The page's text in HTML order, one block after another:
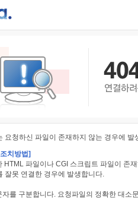
요청하신 파일이 존재하지 않는 경우에 발
치방법]
HTML 파일이나 CGI 스크립트 파일이 존
잘못 연결한 경우에 발생합니다.
자를 구분합니다. 요청파일의 정확한 대소